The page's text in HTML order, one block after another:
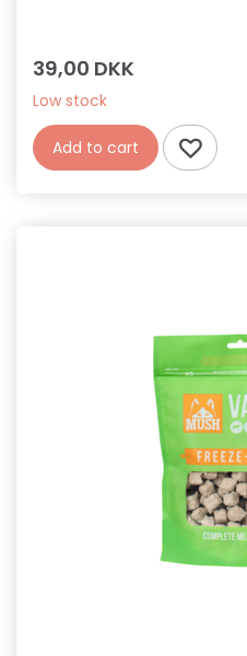
39,00 DKK
Low stock
Add to cart